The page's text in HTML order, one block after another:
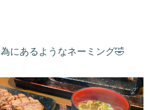
にあるようなネーミング🤣